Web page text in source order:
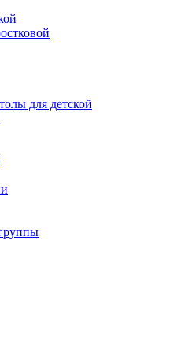
для детской